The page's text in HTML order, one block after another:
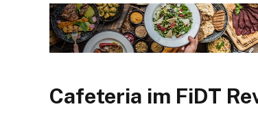
Cafeteria im FiDT